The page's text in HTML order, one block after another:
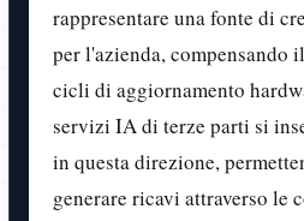
rappresentare una fonte di
per l'azienda, compensando
cicli di aggiornamento
servizi IA di terze parti si
in questa direzione,
generare ricavi attraverso le